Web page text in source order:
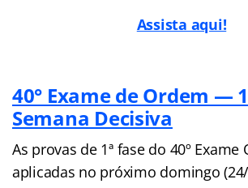
Assista aqui!
40° Exame de Ordem —
Semana Decisiva
As provas de 1ª fase do 40º Exame
aplicadas no próximo domingo